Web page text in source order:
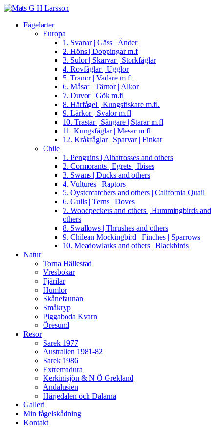
Fågelarter
Europa
1. Svanar | Gäss | Änder
2. Höns | Doppingar m.f
3. Sulor | Skarvar | Storkfåglar
4. Rovfåglar | Ugglor
5. Tranor | Vadare m.fl.
6. Måsar | Tärnor | Alkor
7. Duvor | Gök m.fl
8. Härfågel | Kungsfiskare m.fl.
9. Lärkor | Svalor m.fl
10. Trastar | Sångare | Starar m.fl
11. Kungsfåglar | Mesar m.fl.
12. Kråkfåglar | Sparvar | Finkar
Chile
1. Penguins | Albatrosses and others
2. Cormorants | Egrets | Ibises
3. Swans | Ducks and others
4. Vultures | Raptors
5. Oystercatchers and others | California Quail
6. Gulls | Terns | Doves
7. Woodpeckers and others | Hummingbirds and
others
8. Swallows | Thrushes and others
9. Chilean Mockingbird | Finches | Sparrows
10. Meadowlarks and others | Blackbirds
Natur
Torna Hällestad
Vresbokar
Fjärilar
Humlor
Skånefaunan
Småkryp
Piggaboda Kvarn
Öresund
Resor
Sarek 1977
Australien 1981-82
Sarek 1986
Extremadura
Kerkinisjön & N Ö Grekland
Andalusien
Härjedalen och Dalarna
Galleri
Min fågelskådning
Kontakt